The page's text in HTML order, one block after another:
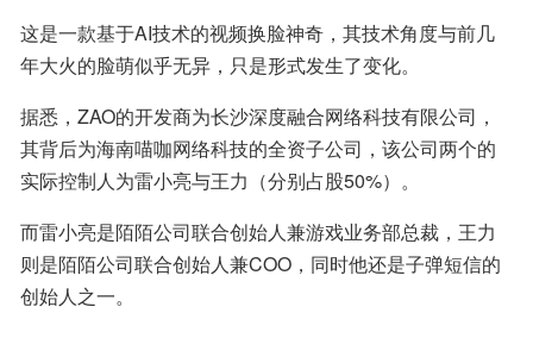
这是一款基于AI技术的视频换脸神奇，其技术角度与前几
年大火的脸萌似乎无异，只是形式发生了变化。
据悉，ZAO的开发商为长沙深度融合网络科技有限公司，
其背后为海南喵咖网络科技的全资子公司，该公司两个的
实际控制人为雷小亮与王力（分别占股50%）。
而雷小亮是陌陌公司联合创始人兼游戏业务部总裁，王力
则是陌陌公司联合创始人兼COO，同时他还是子弹短信的
创始人之一。